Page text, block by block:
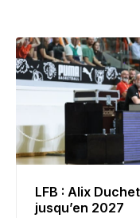
LFB : Alix
jusqu’en 2027